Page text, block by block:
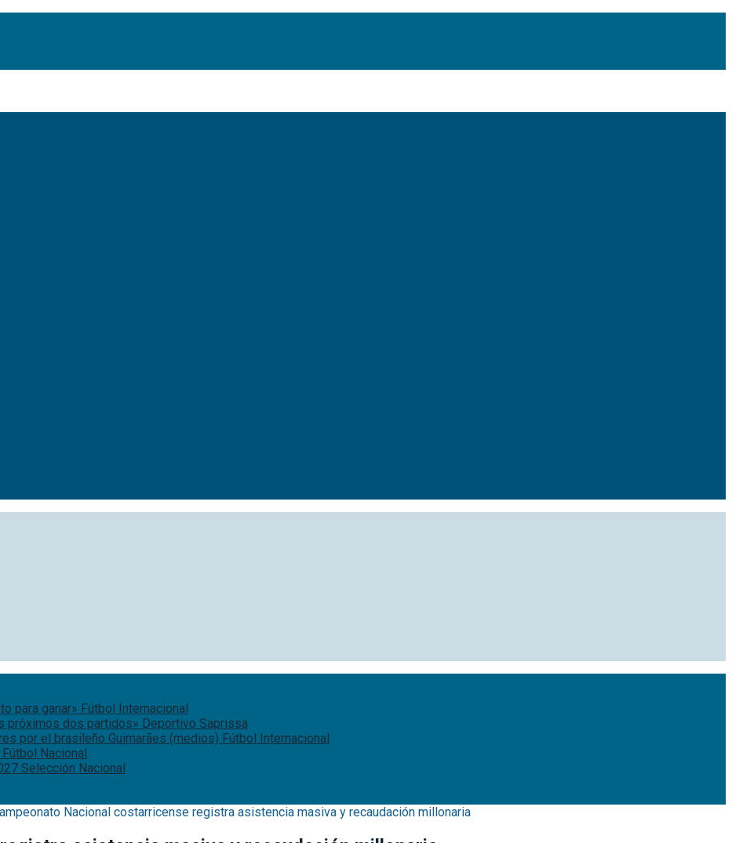
para ganar» Fútbol Internacional
próximos dos partidos» Deportivo Saprissa
por el brasileño Guimarães (medios) Fútbol Internacional
Fútbol Nacional
Selección Nacional
Nacional costarricense registra asistencia masiva y recaudación millonaria